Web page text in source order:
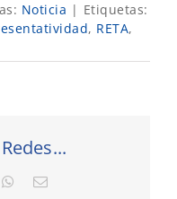
Noticia | Etiquetas:
, RETA,
WhatsApp
Correo